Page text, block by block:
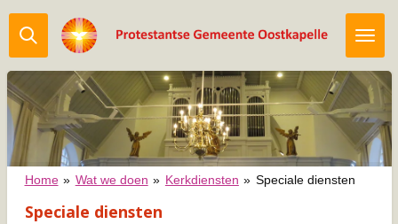
Ga
direct
naar
de
hoofdinhoud
Home » Wat we doen » Kerkdiensten » Speciale diensten
Speciale diensten